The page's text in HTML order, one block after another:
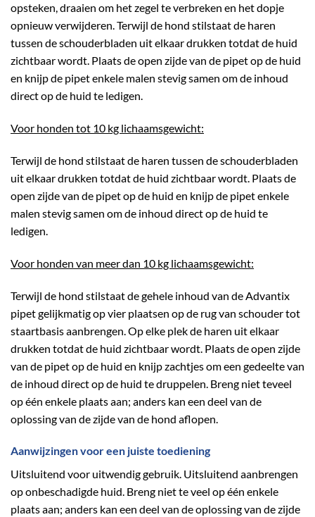
opsteken, draaien om het zegel te verbreken en het dopje
opnieuw verwijderen. Terwijl de hond stilstaat de haren
tussen de schouderbladen uit elkaar drukken totdat de huid
zichtbaar wordt. Plaats de open zijde van de pipet op de huid
en knijp de pipet enkele malen stevig samen om de inhoud
direct op de huid te ledigen.
Voor honden tot 10 kg lichaamsgewicht:
Terwijl de hond stilstaat de haren tussen de schouderbladen
uit elkaar drukken totdat de huid zichtbaar wordt. Plaats de
open zijde van de pipet op de huid en knijp de pipet enkele
malen stevig samen om de inhoud direct op de huid te
ledigen.
Voor honden van meer dan 10 kg lichaamsgewicht:
Terwijl de hond stilstaat de gehele inhoud van de Advantix
pipet gelijkmatig op vier plaatsen op de rug van schouder tot
staartbasis aanbrengen. Op elke plek de haren uit elkaar
drukken totdat de huid zichtbaar wordt. Plaats de open zijde
van de pipet op de huid en knijp zachtjes om een gedeelte van
de inhoud direct op de huid te druppelen. Breng niet teveel
op één enkele plaats aan; anders kan een deel van de
oplossing van de zijde van de hond aflopen.
Aanwijzingen voor een juiste toediening
Uitsluitend voor uitwendig gebruik. Uitsluitend aanbrengen
op onbeschadigde huid. Breng niet te veel op één enkele
plaats aan; anders kan een deel van de oplossing van de zijde